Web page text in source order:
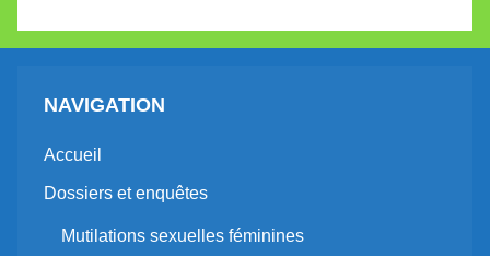
NAVIGATION
Accueil
Dossiers et enquêtes
Mutilations sexuelles féminines